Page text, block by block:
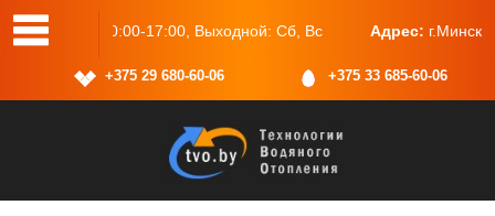
Сб, Вс Адрес:г.Минск, ул.Васнецова, 25, пом.2
+375 29 680-60-06 +375 33 685-60-06